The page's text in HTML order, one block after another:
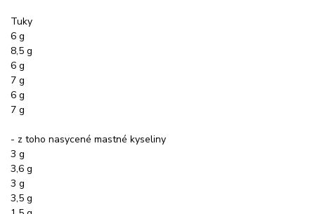
Tuky
6 g
8,5 g
6 g
7 g
6 g
7 g
- z toho nasycené mastné kyseliny
3 g
3,6 g
3 g
3,5 g